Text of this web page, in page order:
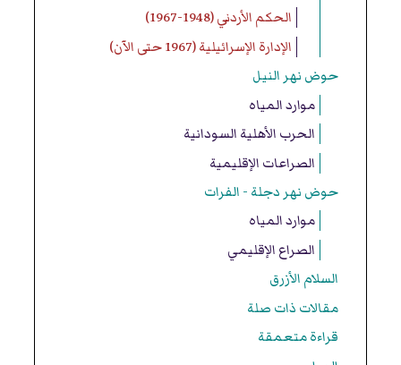
الحكم الأردني (1948-1967)
الإدارة الإسرائيلية (1967 حتى الآن)
حوض نهر النيل
موارد المياه
الحرب الأهلية السودانية
الصراعات الإقليمية
حوض نهر دجلة - الفرات
موارد المياه
الصراع الإقليمي
السلام الأزرق
مقالات ذات صلة
قراءة متعمقة